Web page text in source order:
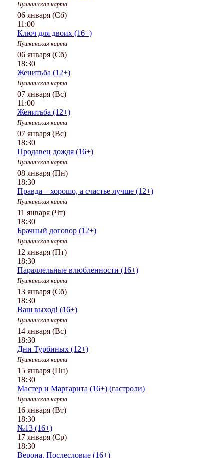
Пушкинская карта
06 января (Сб)
11:00
Ключ для двоих (16+)
Пушкинская карта
06 января (Сб)
18:30
Женитьба (12+)
Пушкинская карта
07 января (Вс)
11:00
Женитьба (12+)
Пушкинская карта
07 января (Вс)
18:30
Продавец дождя (16+)
Пушкинская карта
08 января (Пн)
18:30
Правда – хорошо, а счастье лучше (12+)
Пушкинская карта
11 января (Чт)
18:30
Брачный договор (12+)
Пушкинская карта
12 января (Пт)
18:30
Параллельные влюбленности (16+)
Пушкинская карта
13 января (Сб)
18:30
Ваш выход! (16+)
Пушкинская карта
14 января (Вс)
18:30
Дни Турбиных (12+)
Пушкинская карта
15 января (Пн)
18:30
Мастер и Маргарита (16+) (гастроли)
Пушкинская карта
16 января (Вт)
18:30
№13 (16+)
17 января (Ср)
18:30
Верона. Послесловие (16+)